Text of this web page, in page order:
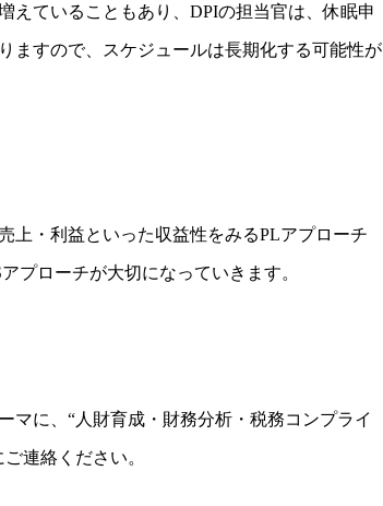
えていることもあり、DPIの担当官は、休眠申
ますので、スケジュールは長期化する可能性が
上・利益といった収益性をみるPLアプローチ
プローチが大切になっていきます。
マに、“人財育成・財務分析・税務コンプライ
連絡ください。